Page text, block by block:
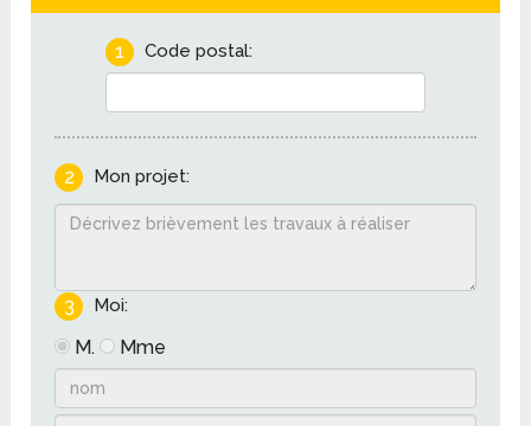
1 Code postal:
2 Mon projet:
3 Moi:
M. Mme